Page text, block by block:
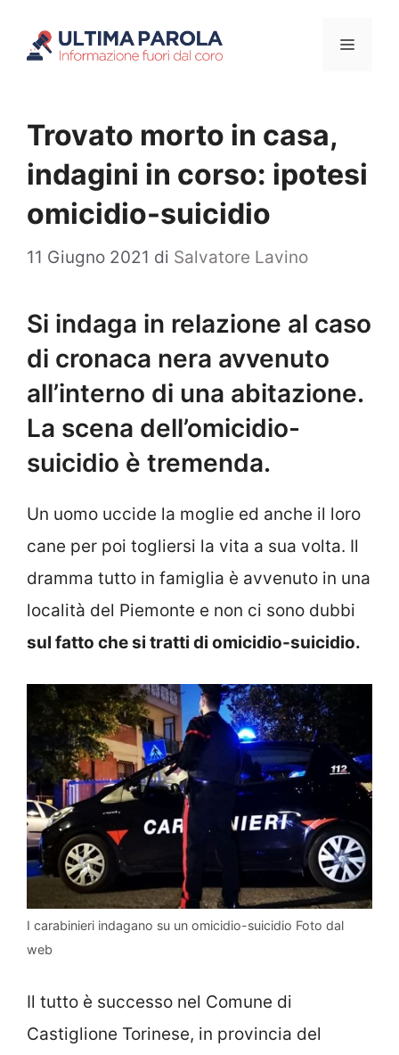
Menu
Trovato morto in casa,
indagini in corso: ipotesi
omicidio-suicidio
11 Giugno 2021 di Salvatore Lavino
Si indaga in relazione al caso
di cronaca nera avvenuto
all’interno di una abitazione.
La scena dell’omicidio-
suicidio è tremenda.
Un uomo uccide la moglie ed anche il loro
cane per poi togliersi la vita a sua volta. Il
dramma tutto in famiglia è avvenuto in una
località del Piemonte e non ci sono dubbi
sul fatto che si tratti di omicidio-suicidio.
I carabinieri indagano su un omicidio-suicidio Foto dal
web
Il tutto è successo nel Comune di
Castiglione Torinese, in provincia del